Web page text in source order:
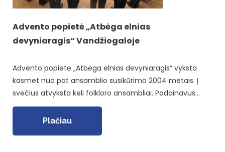
Advento popietė „Atbėga elnias
devyniaragis“ Vandžiogaloje
Advento popietė „Atbėga elnias devyniaragis“ vyksta
kasmet nuo pat ansamblio susikūrimo 2004 metais. Į
svečius atvyksta keli folkloro ansambliai. Padainavus…
Plačiau